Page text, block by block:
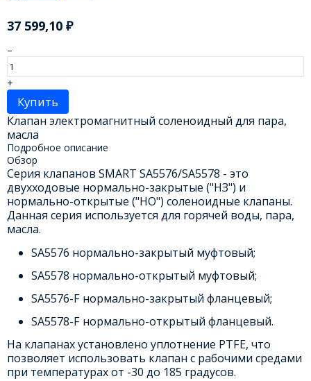
37 599,10 ₽
–
+
Купить
Клапан электромагнитный соленоидный для пара,
масла
Подробное описание
Обзор
Серия клапанов SMART SA5576/SA5578 - это
двухходовые нормально-закрытые ("НЗ") и
нормально-открытые ("НО") соленоидные клапаны.
Данная серия используется для горячей воды, пара,
масла.
SA5576 нормально-закрытый муфтовый;
SA5578 нормально-открытый муфтовый;
SA5576-F нормально-закрытый фланцевый;
SA5578-F нормально-открытый фланцевый.
На клапанах установлено уплотнение PTFE, что
позволяет использовать клапан с рабочими средами
при температурах от -30 до 185 градусов.